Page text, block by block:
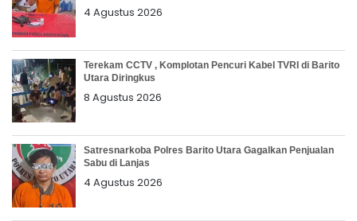
4 Agustus 2026
Terekam CCTV , Komplotan Pencuri Kabel TVRI di Barito
Utara Diringkus
8 Agustus 2026
Satresnarkoba Polres Barito Utara Gagalkan Penjualan
Sabu di Lanjas
4 Agustus 2026